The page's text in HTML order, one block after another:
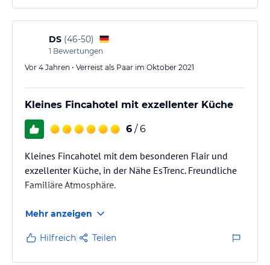
DS (46-50)
1 Bewertungen
Vor 4 Jahren • Verreist als Paar im Oktober 2021
Kleines Fincahotel mit exzellenter Küche
6 / 6
Kleines Fincahotel mit dem besonderen Flair und
exzellenter Küche, in der Nähe EsTrenc. Freundliche
Familiäre Atmosphäre.
Mehr anzeigen
Hilfreich Teilen